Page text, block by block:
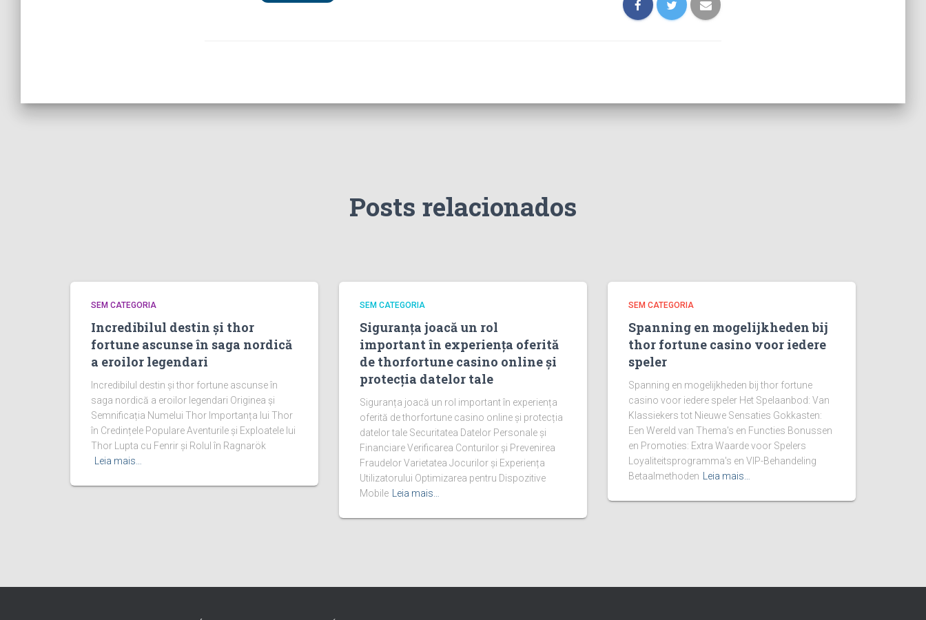
Posts relacionados
SEM CATEGORIA
Incredibilul destin și thor
fortune ascunse în saga nordică
a eroilor legendari
Incredibilul destin și thor fortune ascunse în
saga nordică a eroilor legendari Originea și
Semnificația Numelui Thor Importanța lui Thor
în Credințele Populare Aventurile și Exploatele lui
Thor Lupta cu Fenrir și Rolul în Ragnarök
Leia mais…
SEM CATEGORIA
Siguranța joacă un rol
important în experiența oferită
de thorfortune casino online și
protecția datelor tale
Siguranța joacă un rol important în experiența
oferită de thorfortune casino online și protecția
datelor tale Securitatea Datelor Personale și
Financiare Verificarea Conturilor și Prevenirea
Fraudelor Varietatea Jocurilor și Experiența
Utilizatorului Optimizarea pentru Dispozitive
Mobile Leia mais…
SEM CATEGORIA
Spanning en mogelijkheden bij
thor fortune casino voor iedere
speler
Spanning en mogelijkheden bij thor fortune
casino voor iedere speler Het Spelaanbod: Van
Klassiekers tot Nieuwe Sensaties Gokkasten:
Een Wereld van Thema's en Functies Bonussen
en Promoties: Extra Waarde voor Spelers
Loyaliteitsprogramma's en VIP-Behandeling
Betaalmethoden Leia mais…